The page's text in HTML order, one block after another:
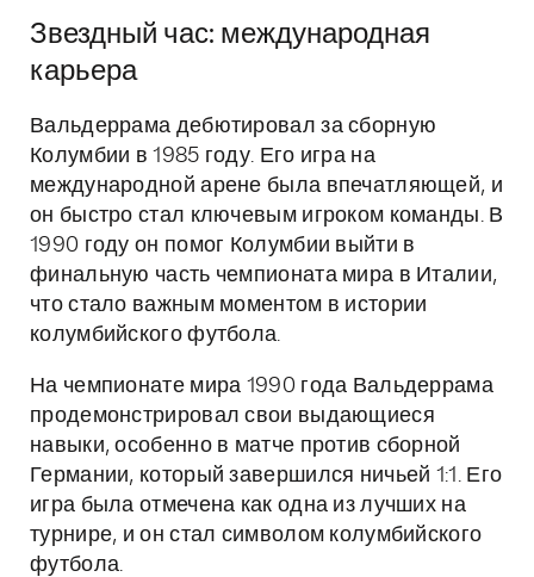
Звездный час: международная
карьера
Вальдеррама дебютировал за сборную
Колумбии в 1985 году. Его игра на
международной арене была впечатляющей, и
он быстро стал ключевым игроком команды. В
1990 году он помог Колумбии выйти в
финальную часть чемпионата мира в Италии,
что стало важным моментом в истории
колумбийского футбола.
На чемпионате мира 1990 года Вальдеррама
продемонстрировал свои выдающиеся
навыки, особенно в матче против сборной
Германии, который завершился ничьей 1:1. Его
игра была отмечена как одна из лучших на
турнире, и он стал символом колумбийского
футбола.